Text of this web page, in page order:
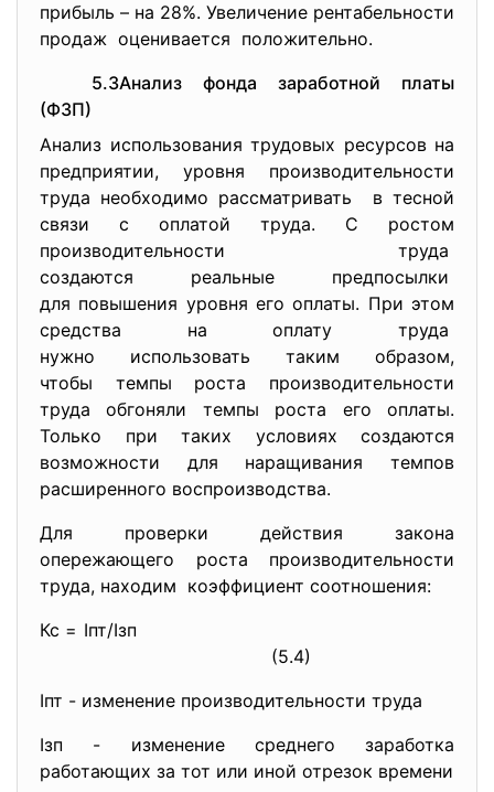
прибыль – на 28%. Увеличение рентабельности
продаж оценивается положительно.
5.3Анализ фонда заработной платы
(ФЗП)
Анализ использования трудовых ресурсов на
предприятии, уровня производительности
труда необходимо рассматривать в тесной
связи с оплатой труда. С ростом
производительности труда
создаются реальные предпосылки
для повышения уровня его оплаты. При этом
средства на оплату труда
нужно использовать таким образом,
чтобы темпы роста производительности
труда обгоняли темпы роста его оплаты.
Только при таких условиях создаются
возможности для наращивания темпов
расширенного воспроизводства.
Для проверки действия закона
опережающего роста производительности
труда, находим коэффициент соотношения:
Кс = Iпт/Iзп
(5.4)
Iпт - изменение производительности труда
Iзп - изменение среднего заработка
работающих за тот или иной отрезок времени